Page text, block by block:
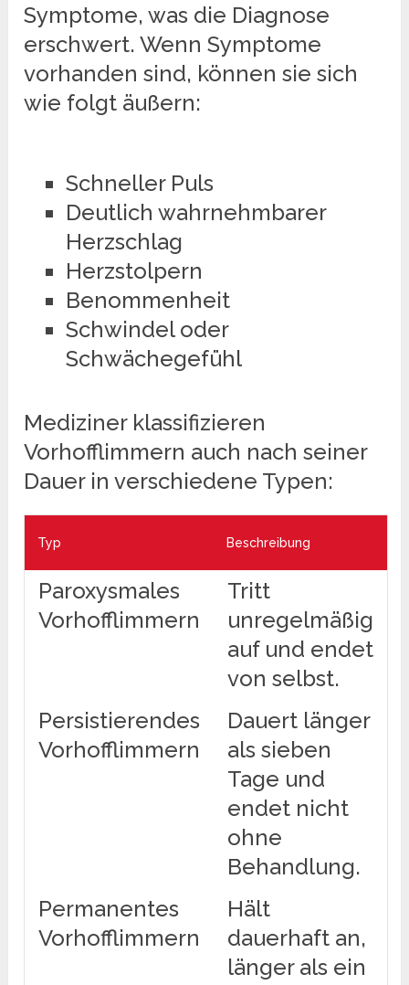
Symptome, was die Diagnose
erschwert. Wenn Symptome
vorhanden sind, können sie sich
wie folgt äußern:
Schneller Puls
Deutlich wahrnehmbarer
Herzschlag
Herzstolpern
Benommenheit
Schwindel oder
Schwächegefühl
Mediziner klassifizieren
Vorhofflimmern auch nach seiner
Dauer in verschiedene Typen:
Typ Beschreibung
Paroxysmales
Vorhofflimmern
Tritt
unregelmäßig
auf und endet
von selbst.
Persistierendes
Vorhofflimmern
Dauert länger
als sieben
Tage und
endet nicht
ohne
Behandlung.
Permanentes
Vorhofflimmern
Hält
dauerhaft an,
länger als ein